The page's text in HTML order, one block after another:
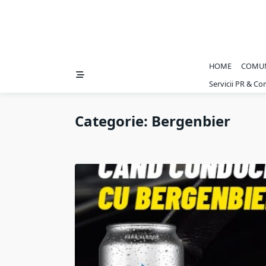
HOME
Servicii PR &
Categorie: Bergenbier